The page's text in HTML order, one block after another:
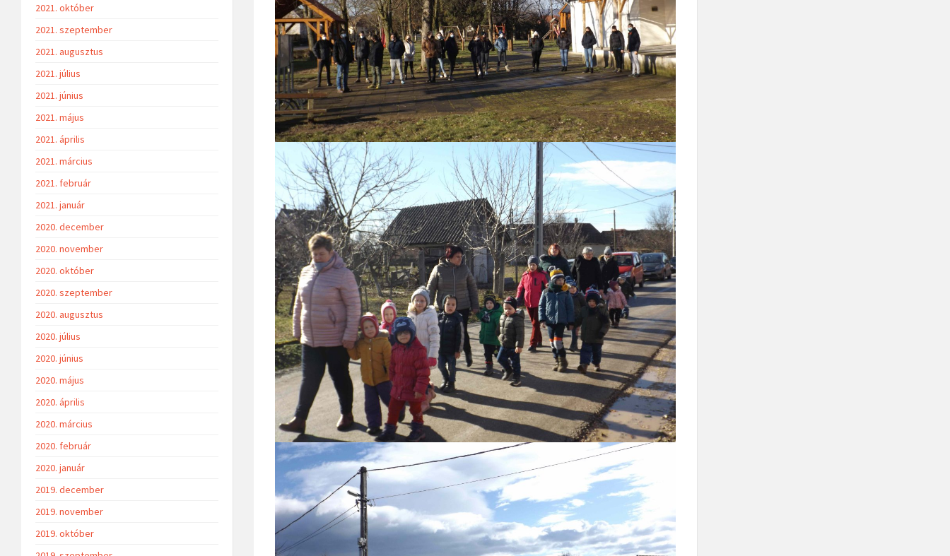
2021. október
2021. szeptember
2021. augusztus
2021. július
2021. június
2021. május
2021. április
2021. március
2021. február
2021. január
2020. december
2020. november
2020. október
2020. szeptember
2020. augusztus
2020. július
2020. június
2020. május
2020. április
2020. március
2020. február
2020. január
2019. december
2019. november
2019. október